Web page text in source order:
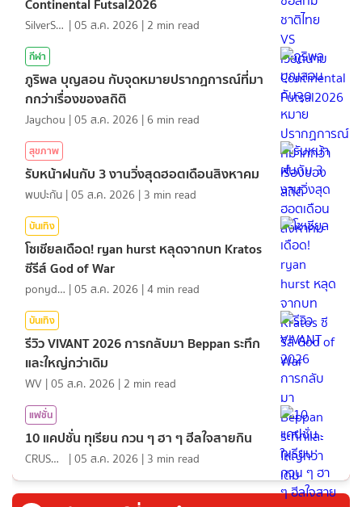
SilverShark |05 ส.ค. 2026 | 2 min read
กีฬา
ภูริพล บุญสอน กับจุดหมายปรากฏการณ์ที่มา
กกว่าเรื่องของสถิติ
Jaychou |05 ส.ค. 2026 | 6 min read
สุขภาพ
รับหน้าฝนกับ 3 งานวิ่งสุดฮอตเดือนสิงหาคม
พบปะกัน |05 ส.ค. 2026 | 3 min read
บันเทิง
โซเชียลเดือด! ryan hurst หลุดจากบท Kratos
ซีรีส์ God of War
ponydiary |05 ส.ค. 2026 |4 min read
บันเทิง
รีวิว VIVANT 2026 การกลับมา Beppan ระทึก
และใหญ่กว่าเดิม
WV |05 ส.ค. 2026 | 2 min read
แฟชั่น
10 แคปชั่น ทุเรียน กวน ๆ ฮา ๆ ฮีลใจสายกิน
CRUSHที่แปลว่าแอบชอบ |05 ส.ค. 2026 | 3 min read